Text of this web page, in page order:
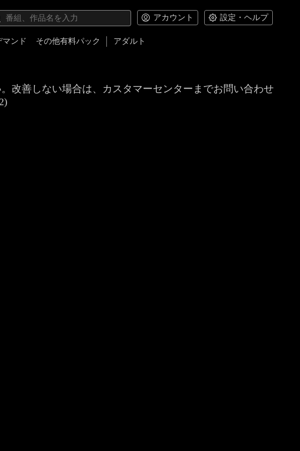
アカウント 設定・ヘルプ
ンド その他有料パック アダルト
改善しない場合は、カスタマーセンターまでお問い合わせ